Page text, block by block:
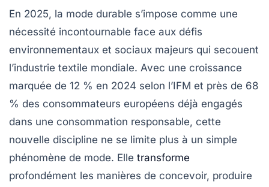
En 2025, la mode durable s’impose comme une
nécessité incontournable face aux défis
environnementaux et sociaux majeurs qui secouent
l’industrie textile mondiale. Avec une croissance
marquée de 12 % en 2024 selon l’IFM et près de 68
% des consommateurs européens déjà engagés
dans une consommation responsable, cette
nouvelle discipline ne se limite plus à un simple
phénomène de mode. Elle transforme
profondément les manières de concevoir, produire